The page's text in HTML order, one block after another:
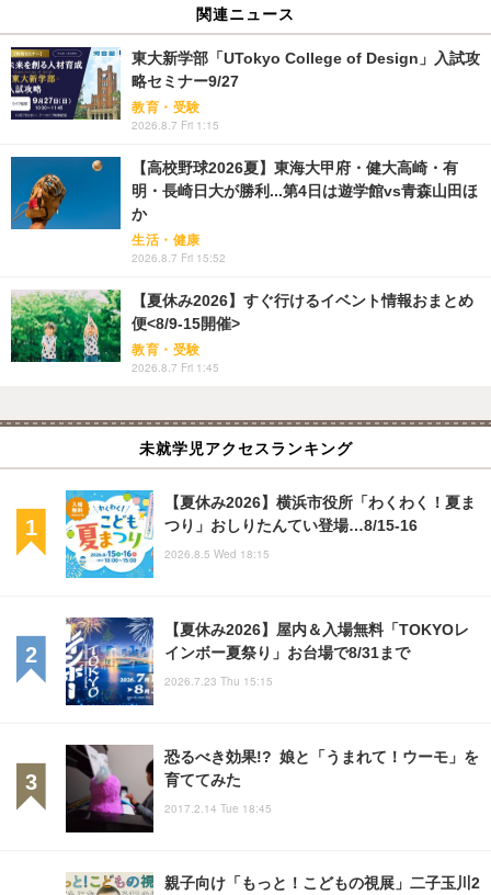
関連ニュース
東大新学部「UTokyo College of Design」入試攻
略セミナー9/27
教育・受験
2026.8.7 Fri 1:15
【高校野球2026夏】東海大甲府・健大高崎・有
明・長崎日大が勝利...第4日は遊学館vs青森山田ほ
か
生活・健康
2026.8.7 Fri 15:52
【夏休み2026】すぐ行けるイベント情報おまとめ
便<8/9-15開催>
教育・受験
2026.8.7 Fri 1:45
未就学児アクセスランキング
【夏休み2026】横浜市役所「わくわく！夏ま
つり」おしりたんてい登場…8/15-16
2026.8.5 Wed 18:15
【夏休み2026】屋内＆入場無料「TOKYOレ
インボー夏祭り」お台場で8/31まで
2026.7.23 Thu 15:15
恐るべき効果!? 娘と「うまれて！ウーモ」を
育ててみた
2017.2.14 Tue 18:45
親子向け「もっと！こどもの視展」二子玉川2